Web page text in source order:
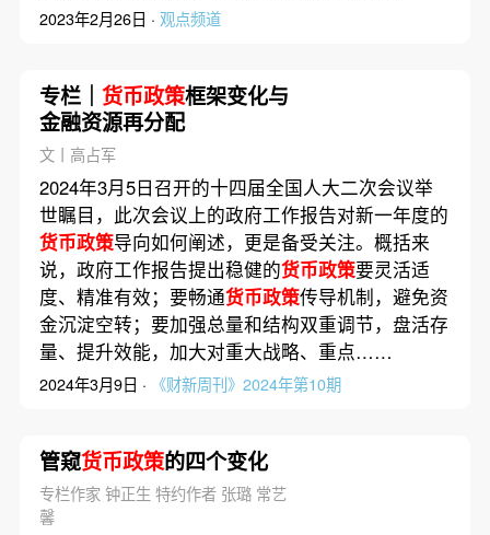
2023年2月26日 · 观点频道
专栏｜ 货币政策框架变化与
金融资源再分配
文丨高占军
2024年3月5日召开的十四届全国人大二次会议举
世瞩目，此次会议上的政府工作报告对新一年度的
货币政策导向如何阐述，更是备受关注。概括来
说，政府工作报告提出稳健的货币政策要灵活适
度、精准有效；要畅通货币政策传导机制，避免资
金沉淀空转；要加强总量和结构双重调节，盘活存
量、提升效能，加大对重大战略、重点……
2024年3月9日 · 《财新周刊》2024年第10期
管窥货币政策的四个变化
专栏作家 钟正生 特约作者 张璐 常艺
馨